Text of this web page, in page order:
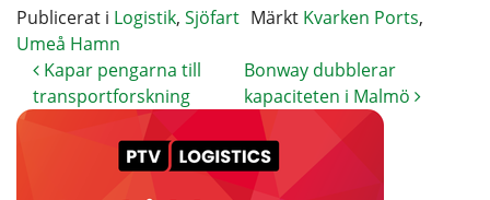
Publicerat i Logistik, Sjöfart Märkt Kvarken Ports,
Umeå Hamn
Kapar pengarna till
transportforskning
Bonway dubblerar
kapaciteten i Malmö